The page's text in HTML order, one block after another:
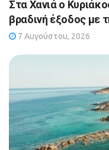
Στα Χανιά ο
βραδινή έξοδος με
7 Αυγούστου, 2026